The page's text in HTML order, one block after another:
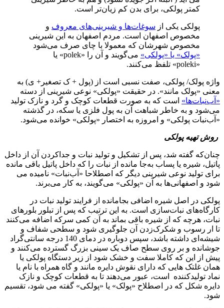
کمتر پولکی، برای بدن کم زیان‌تر است.
پولکی یکی از سوغات‌ها و شیرینی‌های معروف و
مخصوص اصفهان است. مردم اصفهان به این شیرینی
مخصوص شهرشان که معمولا با چای صرف می‌شود
«پولک» یا «پولکی» می‌گویند و آن را «
polek» یا
«
poleki» تلفظ می‌کنند.
واژه پولک/ پولکی، صفت نسبی است از (پول + ک تصغیر+ ی) به
معنی «پولک مانند». در حقیقت «پولکی» نوعی شیرینی از دسته
«آب‌نبات‌ها» است که به صورت قطعات کوچک و گرد و نازک تولید
می‌شود و به خاطر شباهت آن به پول فلزی یا سکه، در گذشته
«آب‌نبات پولکی» و امروزه به اختصار «پولکی» خوانده می‌شود.
روش تهیه پولکی
چنان‌که گفته شد، پس از تشکیل و تولید نبات و جداکردن آن از داخل
پاتیل، شیره یا پساب به‌جا مانده از نبات را که داخل پاتیل باقی مانده
برای تولید نوعی شیرینی دیگر که اصطلاحا «آب‌نبات» نامیده می
شود و اصفهانی‌ها به آن «پولکی» می‌گویند، به کار می‌برند.
پولکی در اصل شیره اضافی بجامانده از فرایند تولید نبات در
کارگاه‌های نبات‌سازی است. به این ترتیب که پس از تبلور بلورهای
نبات، هرچه که از شیره باقی بماند به آن کمی سرکه اضافه می‌کنند
تا ار رسوب و شکرک‌زدن آن جلوگیری شود و سطحی شفاف و
شیشه‌ای داشته باشد، سپس دوباره در دمای 140 درجه سانتی‌گراد
جوشانده و بر روی سطح صاف یک سینی بزرگ گسترده می‌کنند و
پیش از این که کاملا سفت و خشک شود از زیر دستگاه پولکی یا
همان غلتک هایی که دارای نقوش دایره مانند و گاه همراه با نام یا
نماد تولیدکننده است، عبور می‌دهند تا به قطعات کوچک و نازک
دایره شکل که در اصطلاح «پولک» یا «پولکی» گفته می شود، تقسیم
شود.